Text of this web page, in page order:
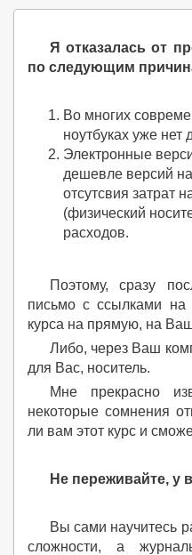
Я отказалась от
по следующим
Во многих
ноутбуках уже нет
Электронные
дешевле версий
отсутсвия затрат
(физический
расходов.
Поэтому, сразу
письмо с ссылками на
курса на прямую, на
Либо, через Ваш
для Вас, носитель.
Мне прекрасно
некоторые сомнения
ли вам этот курс и
Не переживайте, у
Вы сами научитесь
сложности, а